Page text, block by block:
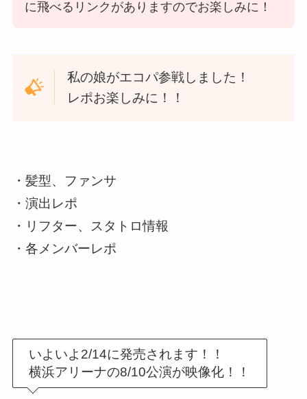
に飛べるリンクがありますのでお楽しみに！
私の娘がエコパ参戦しました！
レポお楽しみに！！
・髪型、ファンサ
・演出レポ
・リフター、スタトロ情報
・各メンバーレポ
いよいよ2/14に発売されます！！
横浜アリーナの8/10公演が映像化！！